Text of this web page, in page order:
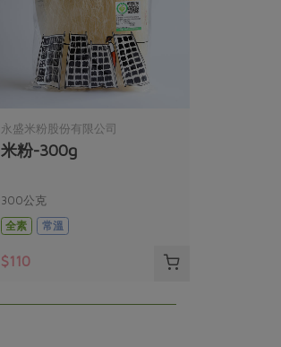
永盛米粉股份有限公司
米粉-300g
300公克
全素
常溫
$110